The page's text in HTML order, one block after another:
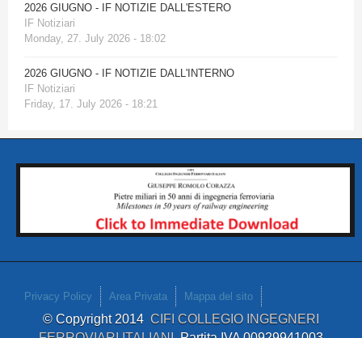
2026 GIUGNO - IF NOTIZIE DALL'ESTERO
IF Notiziari
Monday, 27. July 2026 - 18:02
2026 GIUGNO - IF NOTIZIE DALL'INTERNO
IF Notiziari
Friday, 17. July 2026 - 18:21
Privacy Policy Area Privata Mappa del sito
© Copyright 2014 CIFI COLLEGIO INGEGNERI